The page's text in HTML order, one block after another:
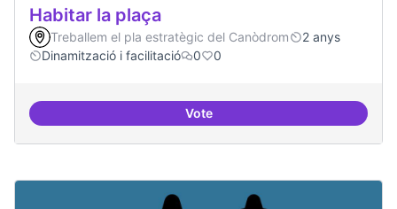
Habitar la plaça
Treballem el pla estratègic del Canòdrom
2 anys
Dinamització i facilitació
0 0
VoteHabitar la plaça